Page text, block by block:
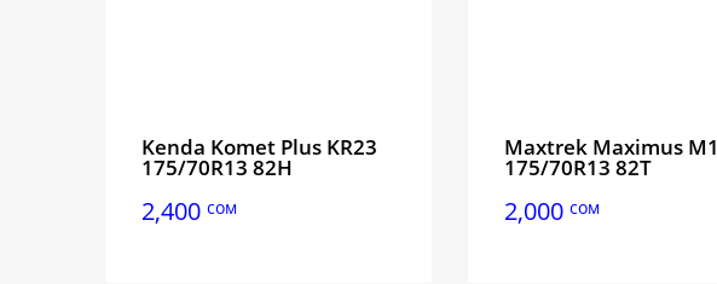
Kenda Komet Plus KR23
175/70R13 82H
2,400 сом
Maxtrek Maximus M1
175/70R13 82T
2,000 сом